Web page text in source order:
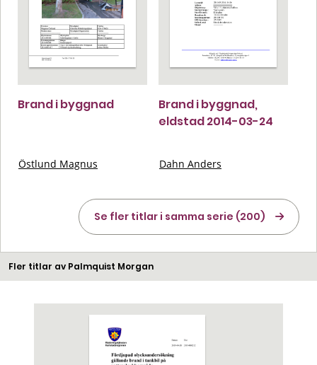
Brand i byggnad
Östlund Magnus
Brand i byggnad,
eldstad 2014-03-24
Dahn Anders
Se fler titlar i samma serie (200)
Fler titlar av Palmquist Morgan